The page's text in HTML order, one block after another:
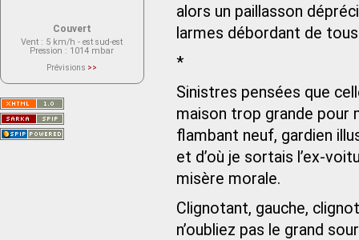
alors un paillasson
larmes débordant de
*
Sinistres pensées que
maison trop grande pour
flambant neuf, gardien
et d’où je sortais l’ex-
misère morale.
Clignotant, gauche,
n’oubliez pas le grand
Couvert
Vent : 5 km/h - est sud-est
Pression : 1014 mbar
Prévisions >>
actuellement aucune prévision
Saint-Nom.
Veuillez consulter le message du
service ci-dessous.
(401 - Invalid API key. Please see
https://openweathermap.org/faq#error401